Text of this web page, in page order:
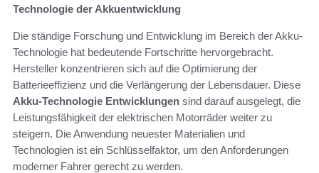
Technologie der Akkuentwicklung
Die ständige Forschung und Entwicklung im Bereich der Akku-
Technologie hat bedeutende Fortschritte hervorgebracht.
Hersteller konzentrieren sich auf die Optimierung der
Batterieeffizienz und die Verlängerung der Lebensdauer. Diese
Akku-Technologie Entwicklungen sind darauf ausgelegt, die
Leistungsfähigkeit der elektrischen Motorräder weiter zu
steigern. Die Anwendung neuester Materialien und
Technologien ist ein Schlüsselfaktor, um den Anforderungen
moderner Fahrer gerecht zu werden.